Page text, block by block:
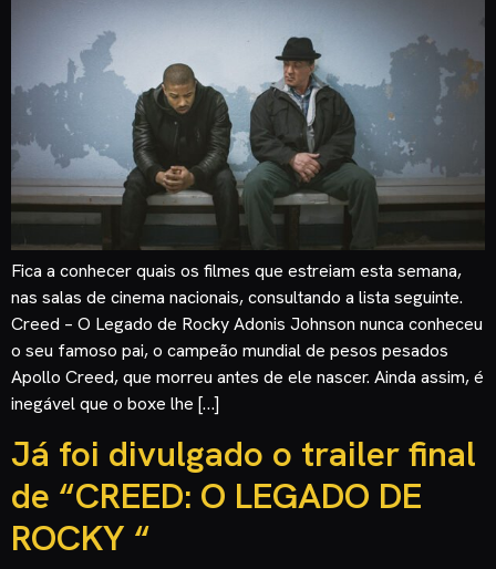
Fica a conhecer quais os filmes que estreiam esta semana,
nas salas de cinema nacionais, consultando a lista seguinte.
Creed – O Legado de Rocky Adonis Johnson nunca conheceu
o seu famoso pai, o campeão mundial de pesos pesados
Apollo Creed, que morreu antes de ele nascer. Ainda assim, é
inegável que o boxe lhe […]
Já foi divulgado o trailer final
de “CREED: O LEGADO DE
ROCKY “